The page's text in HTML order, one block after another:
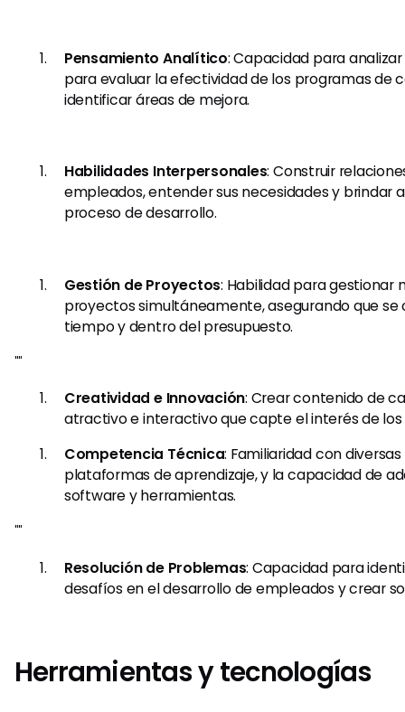
Pensamiento Analítico: Capacidad para
para evaluar la efectividad de los programas de
identificar áreas de mejora.
Habilidades Interpersonales: Construir
empleados, entender sus necesidades y brindar
proceso de desarrollo.
Gestión de Proyectos: Habilidad para gestionar
proyectos simultáneamente, asegurando que
tiempo y dentro del presupuesto.
""
Creatividad e Innovación: Crear contenido de
atractivo e interactivo que capte el interés de
Competencia Técnica: Familiaridad con
plataformas de aprendizaje, y la capacidad de
software y herramientas.
""
Resolución de Problemas: Capacidad para
desafíos en el desarrollo de empleados y crear
Herramientas y tecnologías